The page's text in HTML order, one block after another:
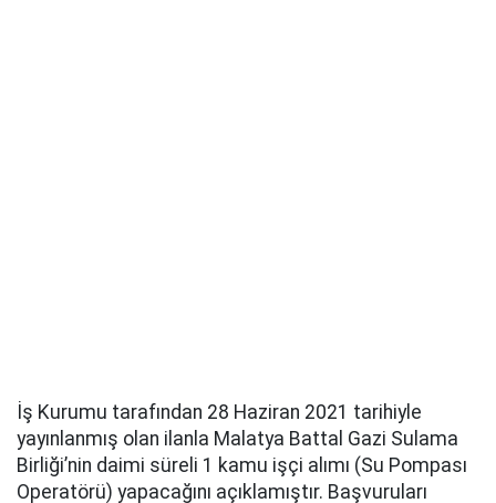
İş Kurumu tarafından 28 Haziran 2021 tarihiyle
yayınlanmış olan ilanla Malatya Battal Gazi Sulama
Birliği’nin daimi süreli 1 kamu işçi alımı (Su Pompası
Operatörü) yapacağını açıklamıştır. Başvuruları